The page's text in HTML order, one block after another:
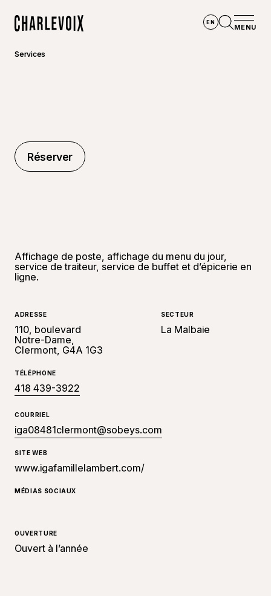
EN
MENU
Services
Réserver
Réserver
Affichage de poste, affichage du menu du jour,
service de traiteur, service de buffet et d’épicerie en
ligne.
ADRESSE
110, boulevard
Notre-Dame,
Clermont, G4A 1G3
SECTEUR
La Malbaie
TÉLÉPHONE
418 439-3922
COURRIEL
iga08481clermont@sobeys.com
SITE WEB
www.igafamillelambert.com/
MÉDIAS SOCIAUX
OUVERTURE
Ouvert à l’année